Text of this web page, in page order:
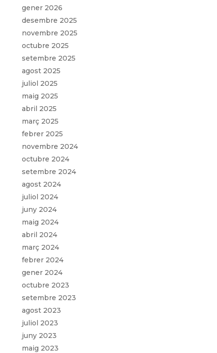
gener 2026
desembre 2025
novembre 2025
octubre 2025
setembre 2025
agost 2025
juliol 2025
maig 2025
abril 2025
març 2025
febrer 2025
novembre 2024
octubre 2024
setembre 2024
agost 2024
juliol 2024
juny 2024
maig 2024
abril 2024
març 2024
febrer 2024
gener 2024
octubre 2023
setembre 2023
agost 2023
juliol 2023
juny 2023
maig 2023